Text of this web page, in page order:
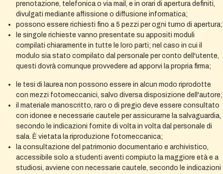
prenotazione, telefonica o via mail, e in orari di apertura definiti,
divulgati mediante affissione o diffusione informatica;
possono essere richiesti fino a 5 pezzi per ogni turno di apertura;
le singole richieste vanno presentate su appositi moduli
compilati chiaramente in tutte le loro parti; nel caso in cui il
modulo sia stato compilato dal personale per conto dell'utente,
questi dovrà comunque provvedere ad apporvi la propria firma;
le tesi di laurea non possono essere in alcun modo riprodotte
con mezzi fotomeccanici, salvo diversa disposizione dell'autore;
il materiale manoscritto, raro o di pregio deve essere consultato
con idonee e necessarie cautele per assicurarne la salvaguardia,
secondo le indicazioni fornite di volta in volta dal personale di
sala. È vietata la riproduzione fotomeccanica;
la consultazione del patrimonio documentario e archivistico,
accessibile solo a studenti aventi compiuto la maggiore età e a
studiosi, avviene con necessarie cautele, secondo le indicazioni